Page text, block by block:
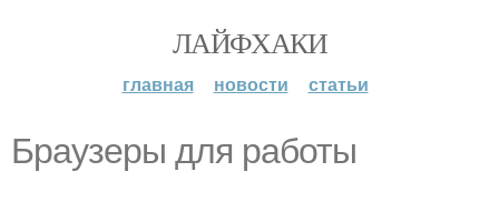
ЛАЙФХАКИ
главная новости статьи
Браузеры для работы